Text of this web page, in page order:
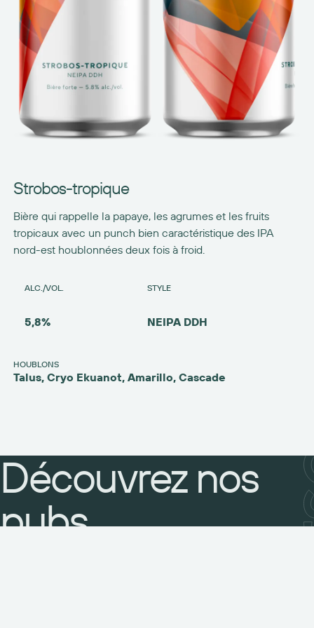
Strobos-tropique
Bière qui rappelle la papaye, les agrumes et les fruits
tropicaux avec un punch bien caractéristique des IPA
nord-est houblonnées deux fois à froid.
ALC./VOL. STYLE
5,8% NEIPA DDH
HOUBLONS
Talus, Cryo Ekuanot, Amarillo, Cascade
Découvrez nos
pubs